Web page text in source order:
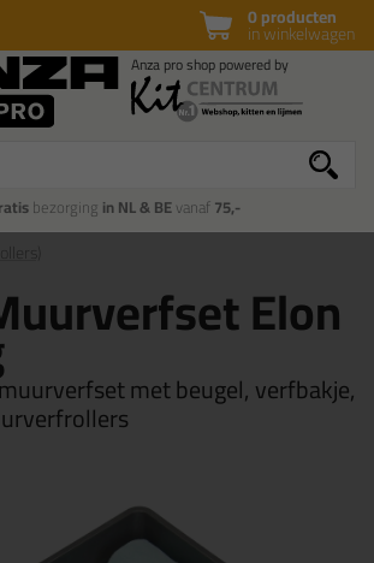
0 producten
in winkelwagen
bezorging in NL & BEvanaf75,-
Elon
met beugel, verfbakje,